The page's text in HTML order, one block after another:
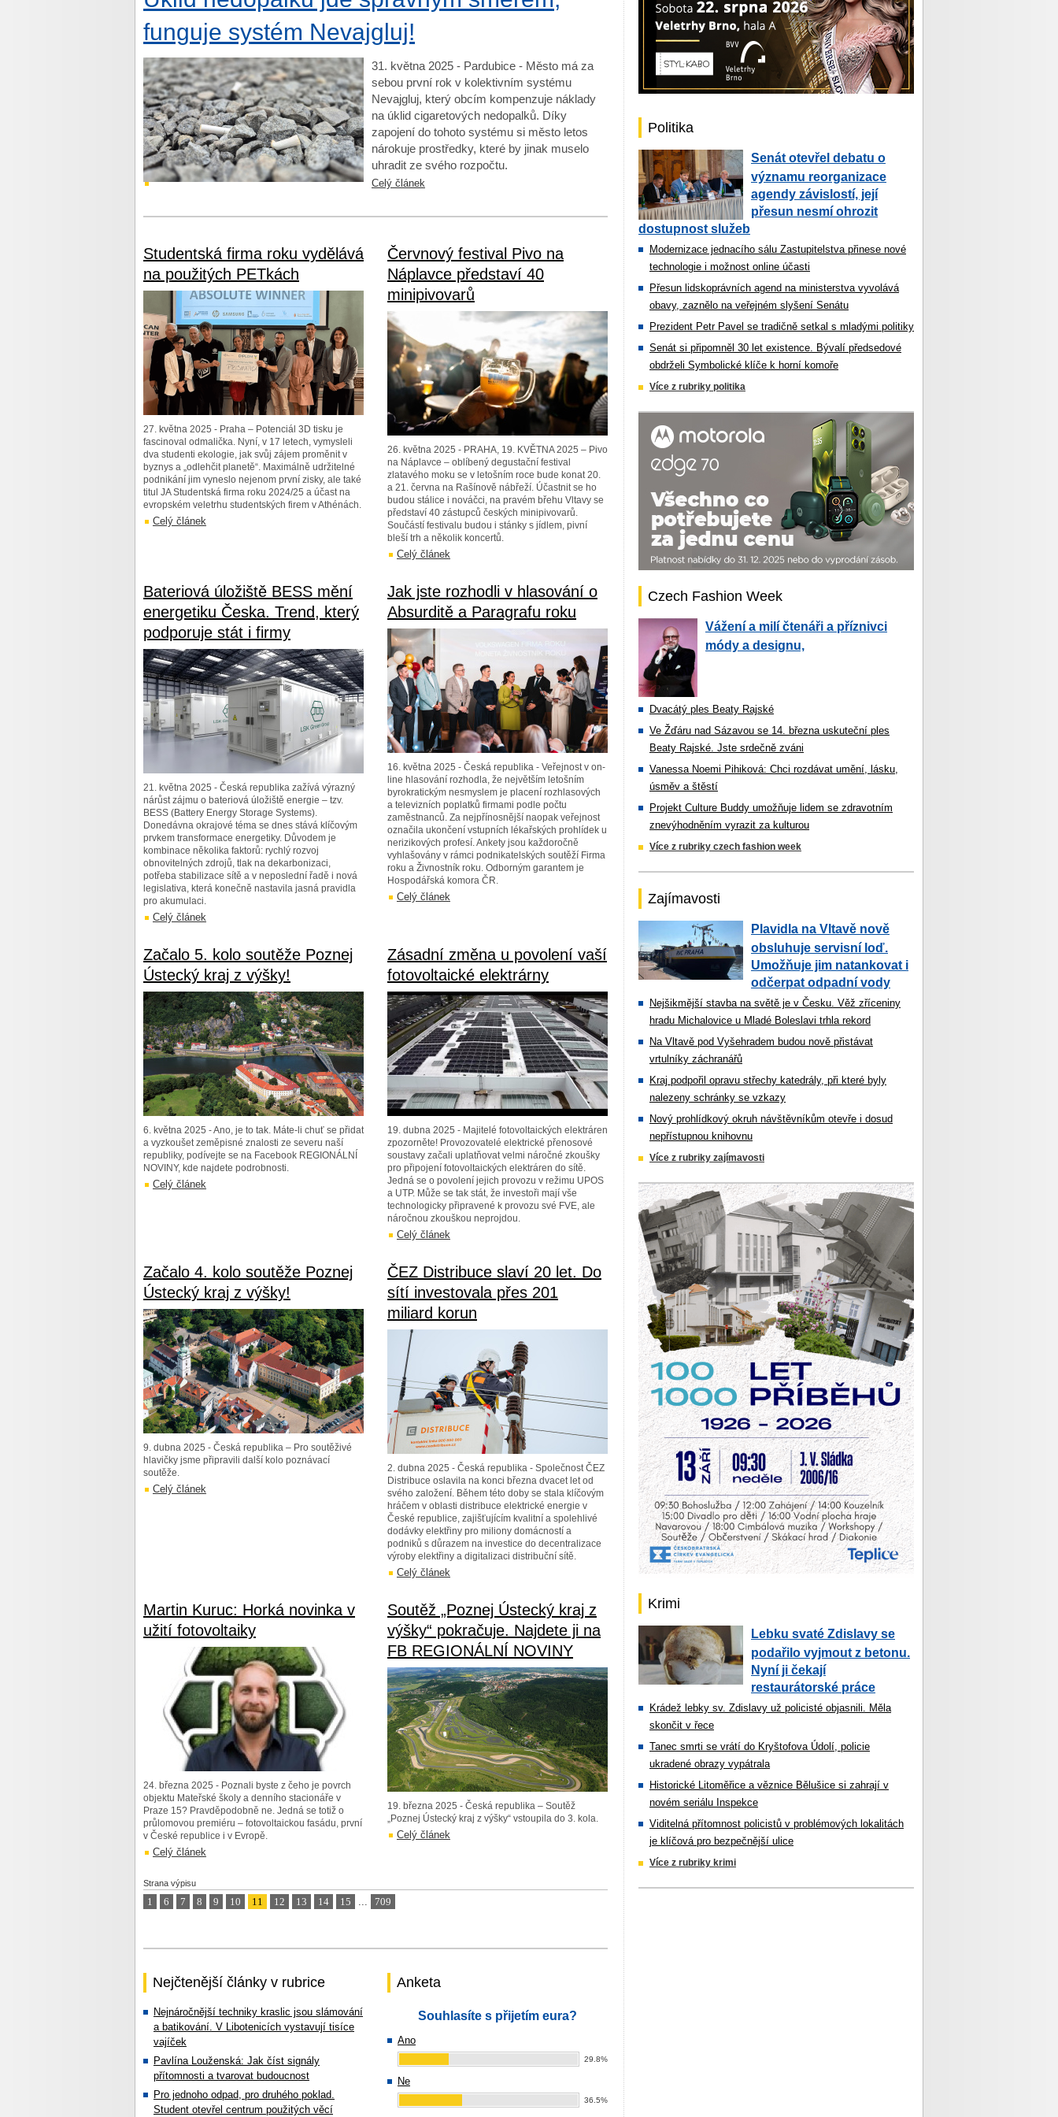
funguje systém Nevajgluj!
31. května 2025 - Pardubice - Město má za
sebou první rok v kolektivním systému
Nevajgluj, který obcím kompenzuje náklady
na úklid cigaretových nedopalků. Díky
zapojení do tohoto systému si město letos
nárokuje prostředky, které by jinak muselo
uhradit ze svého rozpočtu.
Celý článek
Studentská firma roku vydělává
na použitých PETkách
27. května 2025 - Praha – Potenciál 3D tisku je
fascinoval odmalička. Nyní, v 17 letech, vymysleli
dva studenti ekologie, jak svůj zájem proměnit v
byznys a „odlehčit planetě“. Maximálně udržitelné
podnikání jim vyneslo nejenom první zisky, ale také
titul JA Studentská firma roku 2024/25 a účast na
evropském veletrhu studentských firem v Athénách.
Celý článek
Červnový festival Pivo na
Náplavce představí 40
minipivovarů
26. května 2025 - PRAHA, 19. KVĚTNA 2025 – Pivo
na Náplavce – oblíbený degustační festival
zlatavého moku se v letošním roce bude konat 20.
a 21. června na Rašínově nábřeží. Účastnit se ho
budou stálice i nováčci, na pravém břehu Vltavy se
představí 40 zástupců českých minipivovarů.
Součástí festivalu budou i stánky s jídlem, pivní
bleší trh a několik koncertů.
Celý článek
Bateriová úložiště BESS mění
energetiku Česka. Trend, který
podporuje stát i firmy
21. května 2025 - Česká republika zažívá výrazný
nárůst zájmu o bateriová úložiště energie – tzv.
BESS (Battery Energy Storage Systems).
Donedávna okrajové téma se dnes stává klíčovým
prvkem transformace energetiky. Důvodem je
kombinace několika faktorů: rychlý rozvoj
obnovitelných zdrojů, tlak na dekarbonizaci,
potřeba stabilizace sítě a v neposlední řadě i nová
legislativa, která konečně nastavila jasná pravidla
pro akumulaci.
Celý článek
Jak jste rozhodli v hlasování o
Absurditě a Paragrafu roku
16. května 2025 - Česká republika - Veřejnost v on-
line hlasování rozhodla, že největším letošním
byrokratickým nesmyslem je placení rozhlasových
a televizních poplatků firmami podle počtu
zaměstnanců. Za nejpřínosnější naopak veřejnost
označila ukončení vstupních lékařských prohlídek u
nerizikových profesí. Ankety jsou každoročně
vyhlašovány v rámci podnikatelských soutěží Firma
roku a Živnostník roku. Odborným garantem je
Hospodářská komora ČR.
Celý článek
Začalo 5. kolo soutěže Poznej
Ústecký kraj z výšky!
6. května 2025 - Ano, je to tak. Máte-li chuť se přidat
a vyzkoušet zeměpisné znalosti ze severu naší
republiky, podívejte se na Facebook REGIONÁLNÍ
NOVINY, kde najdete podrobnosti.
Celý článek
Zásadní změna u povolení vaší
fotovoltaické elektrárny
19. dubna 2025 - Majitelé fotovoltaických elektráren
zpozorněte! Provozovatelé elektrické přenosové
soustavy začali uplatňovat velmi náročné zkoušky
pro připojení fotovoltaických elektráren do sítě.
Jedná se o povolení jejich provozu v režimu UPOS
a UTP. Může se tak stát, že investoři mají vše
technologicky připravené k provozu své FVE, ale
náročnou zkouškou neprojdou.
Celý článek
Začalo 4. kolo soutěže Poznej
Ústecký kraj z výšky!
9. dubna 2025 - Česká republika – Pro soutěživé
hlavičky jsme připravili další kolo poznávací
soutěže.
Celý článek
ČEZ Distribuce slaví 20 let. Do
sítí investovala přes 201
miliard korun
2. dubna 2025 - Česká republika - Společnost ČEZ
Distribuce oslavila na konci března dvacet let od
svého založení. Během této doby se stala klíčovým
hráčem v oblasti distribuce elektrické energie v
České republice, zajišťujícím kvalitní a spolehlivé
dodávky elektřiny pro miliony domácností a
podniků s důrazem na investice do decentralizace
výroby elektřiny a digitalizaci distribuční sítě.
Celý článek
Martin Kuruc: Horká novinka v
užití fotovoltaiky
24. března 2025 - Poznali byste z čeho je povrch
objektu Mateřské školy a denního stacionáře v
Praze 15? Pravděpodobně ne. Jedná se totiž o
průlomovou premiéru – fotovoltaickou fasádu, první
v České republice i v Evropě.
Celý článek
Soutěž „Poznej Ústecký kraj z
výšky“ pokračuje. Najdete ji na
FB REGIONÁLNÍ NOVINY
19. března 2025 - Česká republika – Soutěž
„Poznej Ústecký kraj z výšky“ vstoupila do 3. kola.
Celý článek
Strana výpisu
1 6 7 8 9 10 11 12 13 14 15 ... 709
Nejčtenější články v rubrice
Nejnáročnější techniky kraslic jsou slámování
a batikování. V Libotenicích vystavují tisíce
vajíček
Pavlína Louženská: Jak číst signály
přítomnosti a tvarovat budoucnost
Pro jednoho odpad, pro druhého poklad.
Student otevřel centrum použitých věcí
Anketa
Souhlasíte s přijetím eura?
Ano
29.8%
Ne
36.5%
Politika
Senát otevřel debatu o
významu reorganizace
agendy závislostí, její
přesun nesmí ohrozit
dostupnost služeb
Modernizace jednacího sálu Zastupitelstva přinese nové
technologie i možnost online účasti
Přesun lidskoprávních agend na ministerstva vyvolává
obavy, zaznělo na veřejném slyšení Senátu
Prezident Petr Pavel se tradičně setkal s mladými politiky
Senát si připomněl 30 let existence. Bývalí předsedové
obdrželi Symbolické klíče k horní komoře
Více z rubriky politika
Czech Fashion Week
Vážení a milí čtenáři a příznivci
módy a designu,
Dvacátý ples Beaty Rajské
Ve Žďáru nad Sázavou se 14. března uskuteční ples
Beaty Rajské. Jste srdečně zváni
Vanessa Noemi Pihiková: Chci rozdávat umění, lásku,
úsměv a štěstí
Projekt Culture Buddy umožňuje lidem se zdravotním
znevýhodněním vyrazit za kulturou
Více z rubriky czech fashion week
Zajímavosti
Plavidla na Vltavě nově
obsluhuje servisní loď.
Umožňuje jim natankovat i
odčerpat odpadní vody
Nejšikmější stavba na světě je v Česku. Věž zříceniny
hradu Michalovice u Mladé Boleslavi trhla rekord
Na Vltavě pod Vyšehradem budou nově přistávat
vrtulníky záchranářů
Kraj podpořil opravu střechy katedrály, při které byly
nalezeny schránky se vzkazy
Nový prohlídkový okruh návštěvníkům otevře i dosud
nepřístupnou knihovnu
Více z rubriky zajímavosti
Krimi
Lebku svaté Zdislavy se
podařilo vyjmout z betonu.
Nyní ji čekají
restaurátorské práce
Krádež lebky sv. Zdislavy už policisté objasnili. Měla
skončit v řece
Tanec smrti se vrátí do Kryštofova Údolí, policie
ukradené obrazy vypátrala
Historické Litoměřice a věznice Bělušice si zahrají v
novém seriálu Inspekce
Viditelná přítomnost policistů v problémových lokalitách
je klíčová pro bezpečnější ulice
Více z rubriky krimi